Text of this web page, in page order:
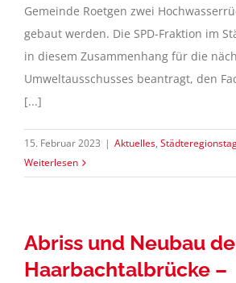
Gemeinde Roetgen zwei
gebaut werden. Die SPD-Fraktion im
in diesem Zusammenhang für die
Umweltausschusses beantragt, den
[...]
15. Februar 2023 | Aktuelles,
Weiterlesen
Abriss und Neubau
Haarbachtalbrücke –